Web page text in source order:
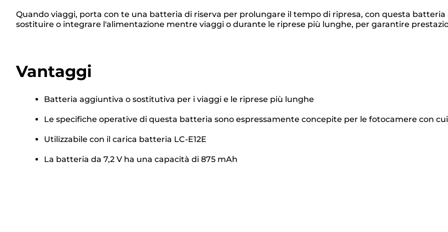
Quando viaggi, porta con te una batteria di riserva per prolungare il tempo di ripresa, con questa
sostituire o integrare l'alimentazione mentre viaggi o durante le riprese più lunghe, per garantire
Vantaggi
Batteria aggiuntiva o sostitutiva per i viaggi e le riprese più lunghe
Le specifiche operative di questa batteria sono espressamente concepite per le fotocamere con
Utilizzabile con il carica batteria LC-E12E
La batteria da 7,2 V ha una capacità di 875 mAh